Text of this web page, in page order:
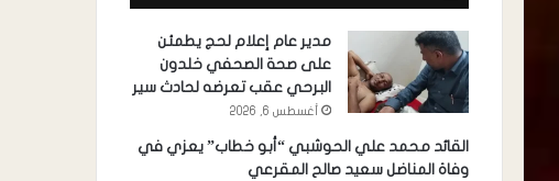
مدير عام إعلام لحج يطمئن
على صحة الصحفي خلدون
البرحي عقب تعرضه لحادث سير
أغسطس 6, 2026
القائد محمد علي الحوشبي “أبو خطاب” يعزي في
وفاة المناضل سعيد صالح المقرعي